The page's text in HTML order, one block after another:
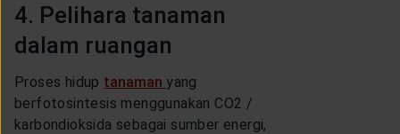
4. Pelihara tanaman
dalam ruangan
Proses hidup tanaman yang
berfotosintesis menggunakan CO2 /
karbondioksida sebagai sumber energi,